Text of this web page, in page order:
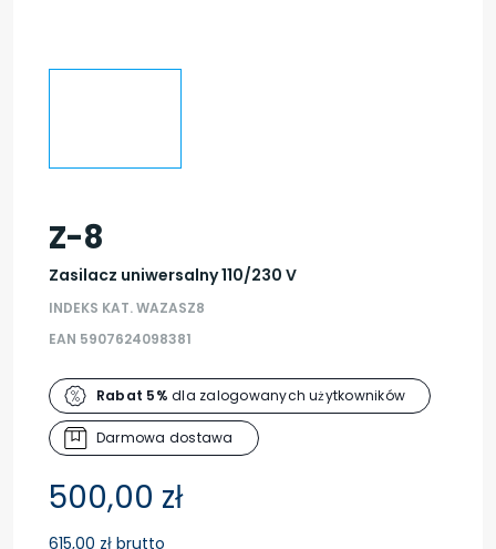
Z-8
Zasilacz uniwersalny 110/230 V
INDEKS KAT. WAZASZ8
EAN 5907624098381
Rabat 5% dla zalogowanych użytkowników
Darmowa dostawa
500,00 zł
615,00 zł brutto